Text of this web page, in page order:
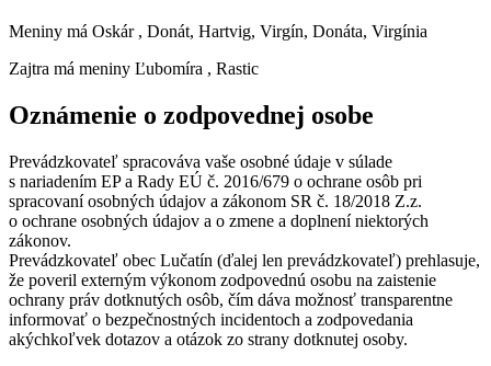
Meniny má Oskár , Donát, Hartvig, Virgín, Donáta, Virgínia
Zajtra má meniny Ľubomíra , Rastic
Oznámenie o zodpovednej osobe
Prevádzkovateľ spracováva vaše osobné údaje v súlade
s nariadením EP a Rady EÚ č. 2016/679 o ochrane osôb pri
spracovaní osobných údajov a zákonom SR č. 18/2018 Z.z.
o ochrane osobných údajov a o zmene a doplnení niektorých
zákonov.
Prevádzkovateľ obec Lučatín (ďalej len prevádzkovateľ) prehlasuje,
že poveril externým výkonom zodpovednú osobu na zaistenie
ochrany práv dotknutých osôb, čím dáva možnosť transparentne
informovať o bezpečnostných incidentoch a zodpovedania
akýchkoľvek dotazov a otázok zo strany dotknutej osoby.